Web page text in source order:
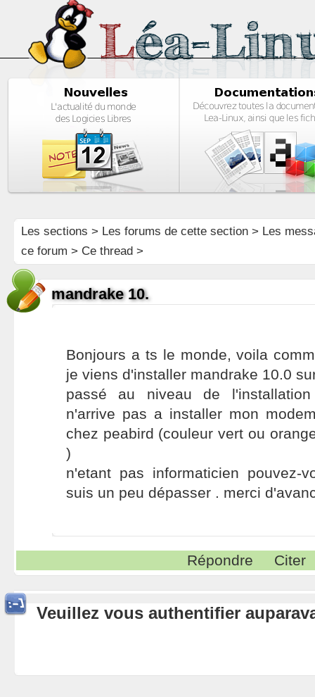
Les sections > Les forums de cette section> Les
ce forum > Ce thread >
mandrake 10.
Bonjours a ts le monde, voila
je viens d'installer mandrake 10.0
passé au niveau de
n'arrive pas a installer mon
chez peabird (couleur vert ou
)
n'etant pas informaticien pouvez-
suis un peu dépasser . merci
Répondre Citer
Veuillez vous authentifier